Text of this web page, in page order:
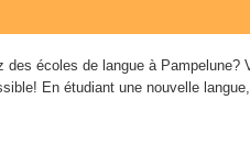
écoles de langue à
En étudiant une nouvelle